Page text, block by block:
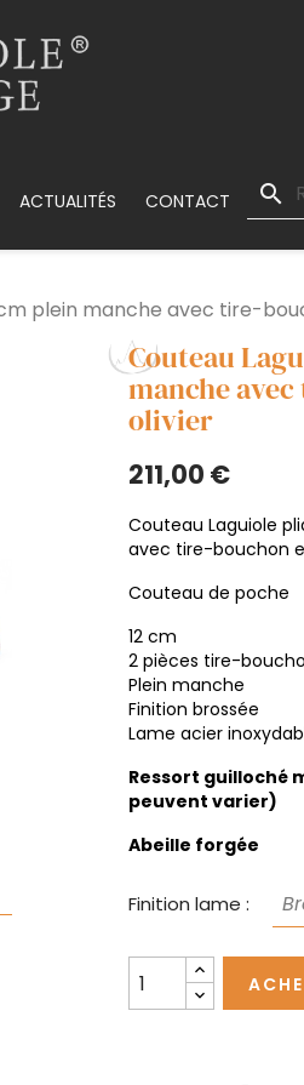
ACTUALITÉS CONTACT search
plein manche avec tire-
Couteau
manche
olivier
211,00 €
Couteau Laguiole
avec tire-bouchon
Couteau de poche
12 cm
2 pièces tire-
Plein manche
Finition brossée
Lame acier
Ressort guilloché
peuvent varier)
Abeille forgée
Finition lame :